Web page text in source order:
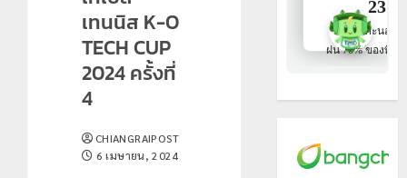
เทนนิส K-O
TECH CUP
2024 ครั้งที่
4
CHIANGRAIPOST
6 เมษายน, 2024